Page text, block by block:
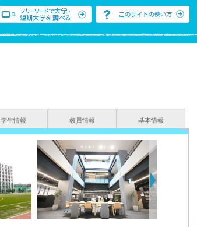
学生情報 教員情報 基本情報